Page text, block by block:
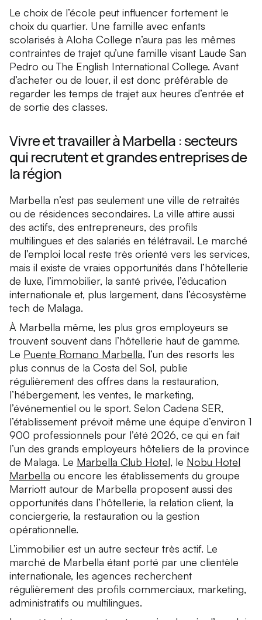
Le choix de l’école peut influencer fortement le
choix du quartier. Une famille avec enfants
scolarisés à Aloha College n’aura pas les mêmes
contraintes de trajet qu’une famille visant Laude San
Pedro ou The English International College. Avant
d’acheter ou de louer, il est donc préférable de
regarder les temps de trajet aux heures d’entrée et
de sortie des classes.
Vivre et travailler à Marbella : secteurs
qui recrutent et grandes entreprises de
la région
Marbella n’est pas seulement une ville de retraités
ou de résidences secondaires. La ville attire aussi
des actifs, des entrepreneurs, des profils
multilingues et des salariés en télétravail. Le marché
de l’emploi local reste très orienté vers les services,
mais il existe de vraies opportunités dans l’hôtellerie
de luxe, l’immobilier, la santé privée, l’éducation
internationale et, plus largement, dans l’écosystème
tech de Malaga.
À Marbella même, les plus gros employeurs se
trouvent souvent dans l’hôtellerie haut de gamme.
Le Puente Romano Marbella, l’un des resorts les
plus connus de la Costa del Sol, publie
régulièrement des offres dans la restauration,
l’hébergement, les ventes, le marketing,
l’événementiel ou le sport. Selon Cadena SER,
l’établissement prévoit même une équipe d’environ 1
900 professionnels pour l’été 2026, ce qui en fait
l’un des grands employeurs hôteliers de la province
de Malaga. Le Marbella Club Hotel, le Nobu Hotel
Marbella ou encore les établissements du groupe
Marriott autour de Marbella proposent aussi des
opportunités dans l’hôtellerie, la relation client, la
conciergerie, la restauration ou la gestion
opérationnelle.
L’immobilier est un autre secteur très actif. Le
marché de Marbella étant porté par une clientèle
internationale, les agences recherchent
régulièrement des profils commerciaux, marketing,
administratifs ou multilingues.